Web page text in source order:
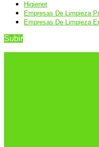
Higienet
Empresas De Limpieza
Empresas De Limpieza
Subir